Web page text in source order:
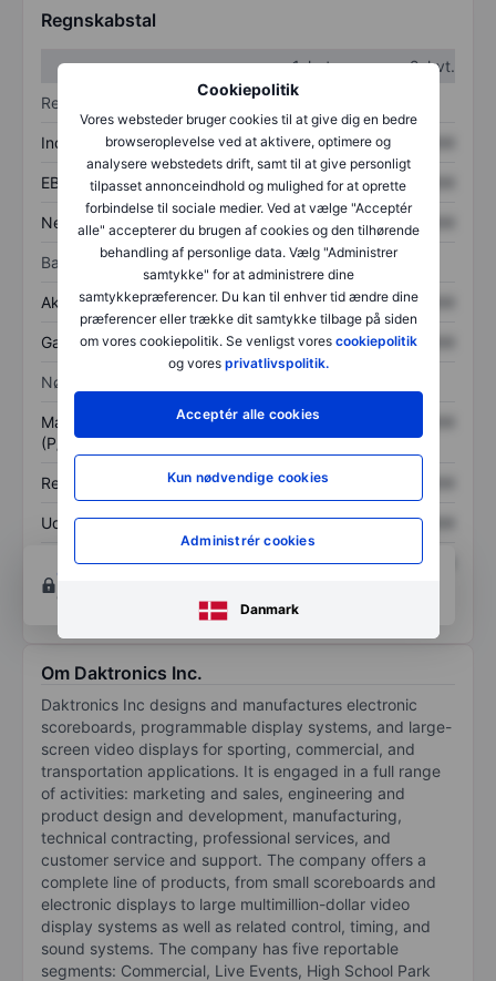
Cookiepolitik
Vores websteder bruger cookies til at give dig en bedre
browseroplevelse ved at aktivere, optimere og
analysere webstedets drift, samt til at give personligt
tilpasset annonceindhold og mulighed for at oprette
forbindelse til sociale medier. Ved at vælge "Acceptér
alle" accepterer du brugen af cookies og den tilhørende
behandling af personlige data. Vælg "Administrer
samtykke" for at administrere dine
samtykkepræferencer. Du kan til enhver tid ændre dine
præferencer eller trække dit samtykke tilbage på siden
om vores cookiepolitik. Se venligst vores cookiepolitik
og vores privatlivspolitik.
Acceptér alle cookies
Kun nødvendige cookies
Administrér cookies
Danmark
Regnskabstal
1. kvt.
2. kvt.
Resultatopgørelse
Indtægter XXXXXXX XXXXXXX
EBITDA XXXXXXX XXXXXXX
Nettoresultat XXXXXXX XXXXXXX
Balance
Aktiver i alt XXXXXXX XXXXXXX
Gæld XXXXXXX XXXXXXX
Nøgletal
Markedsværdi/omsætning
(P/S)
XXXXXXX
Resultat pr. aktie (EPS) XXXXXXX
Udbytte pr. aktie XXXXXXX XXXXXXX
Afkast af egenkapital XXXXXXX XXXXXXX
Opret konto
og analyse værktøjer.
Om Daktronics Inc.
Daktronics Inc designs and manufactures electronic
scoreboards, programmable display systems, and large-
screen video displays for sporting, commercial, and
transportation applications. It is engaged in a full range
of activities: marketing and sales, engineering and
product design and development, manufacturing,
technical contracting, professional services, and
customer service and support. The company offers a
complete line of products, from small scoreboards and
electronic displays to large multimillion-dollar video
display systems as well as related control, timing, and
sound systems. The company has five reportable
segments: Commercial, Live Events, High School Park